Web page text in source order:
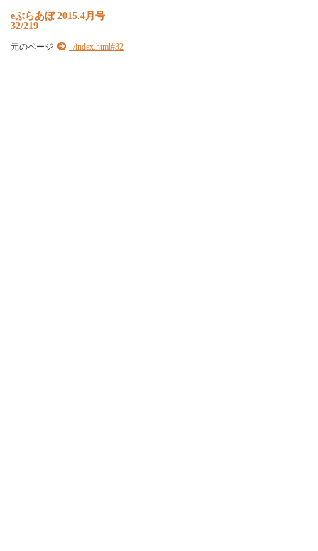
eぶらあぼ 2015.4月 号
32/219
元のページ ../index.html#32